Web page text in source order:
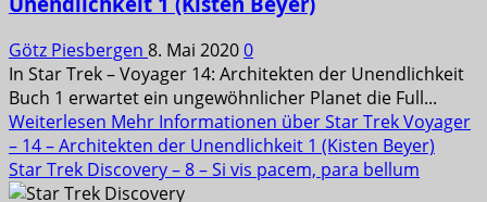
Götz Piesbergen 8. Mai 20200
In Star Trek – Voyager 14: Architekten der Unendlichkeit
Buch 1 erwartet ein ungewöhnlicher Planet die Full...
Weiterlesen Mehr Informationen über Star Trek Voyager
– 14 – Architekten der Unendlichkeit 1 (Kisten Beyer)
Star Trek Discovery – 8 – Si vis pacem, para bellum